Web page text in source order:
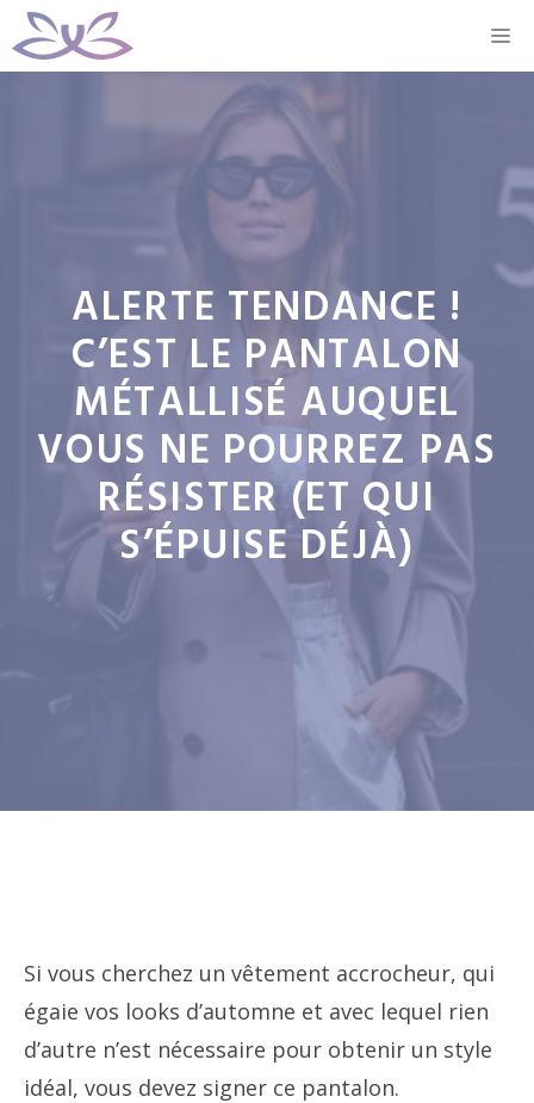
Aller
au
ALERTE TENDANCE !
C’EST LE PANTALON
MÉTALLISÉ AUQUEL
VOUS NE POURREZ PAS
RÉSISTER (ET QUI
S’ÉPUISE DÉJÀ)
Si vous cherchez un vêtement accrocheur, qui
égaie vos looks d’automne et avec lequel rien
d’autre n’est nécessaire pour obtenir un style
idéal, vous devez signer ce pantalon.